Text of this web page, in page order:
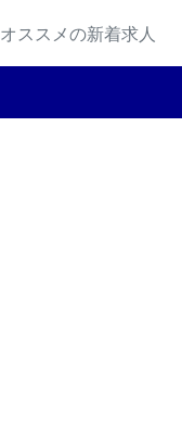
オススメの新着求人